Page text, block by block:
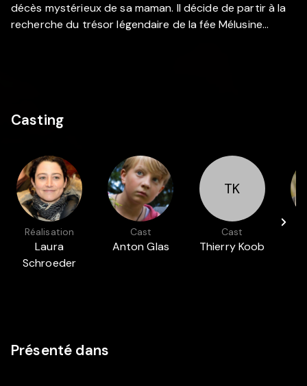
décès mystérieux de sa maman. Il décide de partir à la
recherche du trésor légendaire de la fée Mélusine…
Casting
Réalisation
Laura
Schroeder
Cast
Anton Glas
TK
Cast
Thierry Koob
Présenté dans